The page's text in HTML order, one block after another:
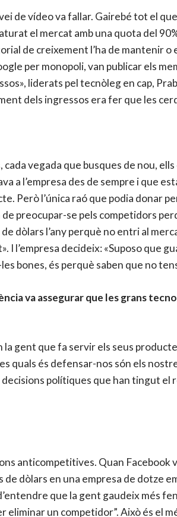
de vídeo va fallar. Gairebé tot el
el mercat amb una quota del
de creixement l’ha de mantenir o
per monopoli, van publicar els
liderats pel tecnòleg en cap,
dels ingressos era fer que les
vegada que busques de nou,
a l’empresa des de sempre i que
Però l’única raó que podia donar
preocupar-se pels competidors
dòlars l’any perquè no entri al
l’empresa decideix: «Suposo que
bones, és perquè saben que no
va assegurar que les grans
gent que fa servir els seus
quals és defensar-nos són els
polítiques que han tingut el
anticompetitives. Quan
dòlars en una empresa de dotze
que la gent gaudeix més
un competidor”. Això és el